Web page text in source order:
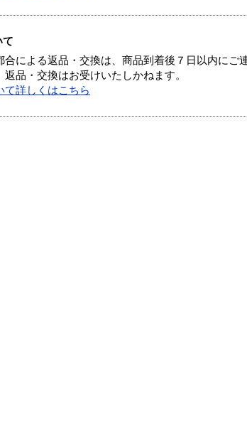
て
合による返品・交換は、商品到着後７日以内に
返品・交換はお受けいたしかねます。
て詳しくはこちら